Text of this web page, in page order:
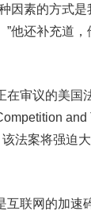
因素的方式
”他还补充道
审议的美国
and
法案将强迫
联网的加速